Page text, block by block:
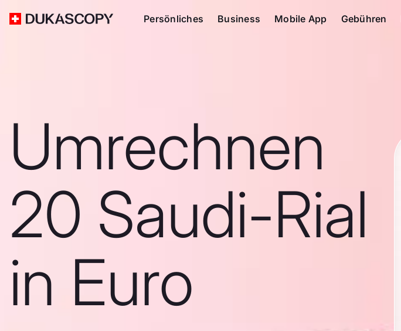
Persönliches Business Mobile App Gebühren
Umrechnen
20 Saudi-Rial
in Euro